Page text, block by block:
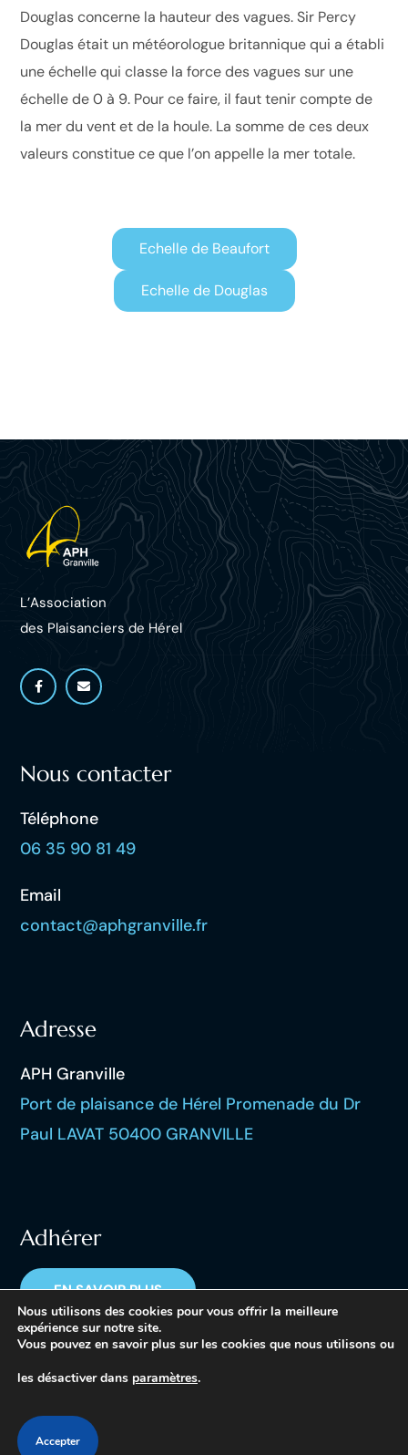
Douglas concerne la hauteur des vagues. Sir Percy
Douglas était un météorologue britannique qui a établi
une échelle qui classe la force des vagues sur une
échelle de 0 à 9. Pour ce faire, il faut tenir compte de
la mer du ventet de la houle. La somme de ces deux
valeurs constitue ce que l’on appelle la mer totale.
Echelle de Beaufort
Echelle de Douglas
L’Association
des Plaisanciers de Hérel
Nous contacter
Téléphone
06 35 90 81 49
Email
contact@aphgranville.fr
Adresse
APH Granville
Port de plaisance de Hérel Promenade du Dr
Paul LAVAT 50400 GRANVILLE
Adhérer
EN SAVOIR PLUS
Mentions légales
Nous utilisons des cookies pour vous offrir la meilleure
expérience sur notre site.
Vous pouvez en savoir plus sur les cookies que nous utilisons ou
les désactiver dans paramètres.
Accepter